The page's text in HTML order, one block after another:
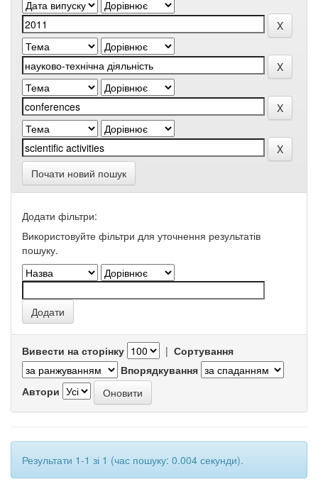
Почати новий пошук
Додати фільтри:
Використовуйте фільтри для уточнення результатів
пошуку.
Вивести на сторінку | Сортування
Впорядкування
Автори
Результати 1-1 зі 1 (час пошуку: 0.004 секунди).